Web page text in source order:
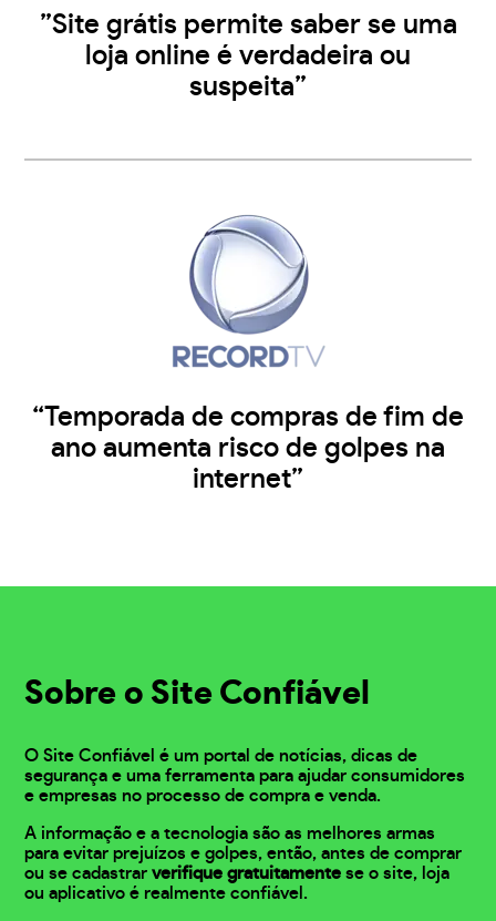
”Site grátis permite saber se uma
loja online é verdadeira ou
suspeita”
“Temporada de compras de fim de
ano aumenta risco de golpes na
internet”
Sobre o Site Confiável
O Site Confiável é um portal de notícias, dicas de
segurança e uma ferramenta para ajudar consumidores
e empresas no processo de compra e venda.
A informação e a tecnologia são as melhores armas
para evitar prejuízos e golpes, então, antes de comprar
ou se cadastrarverifique gratuitamente se o site, loja
ou aplicativo é realmente confiável.